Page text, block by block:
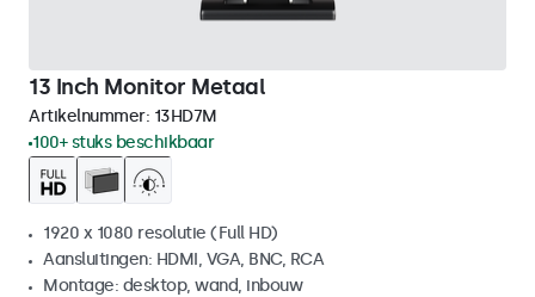
13 Inch Monitor Metaal
Artikelnummer: 13HD7M
100+ stuks beschikbaar
1920 x 1080 resolutie (Full HD)
Aansluitingen: HDMI, VGA, BNC, RCA
Montage: desktop, wand, inbouw